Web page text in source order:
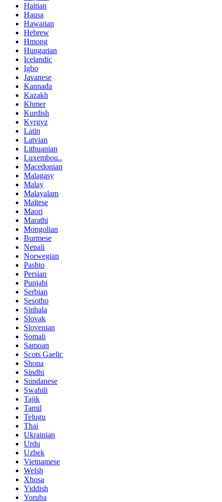
Haitian
Hausa
Hawaiian
Hebrew
Hmong
Hungarian
Icelandic
Igbo
Javanese
Kannada
Kazakh
Khmer
Kurdish
Kyrgyz
Latin
Latvian
Lithuanian
Luxembou..
Macedonian
Malagasy
Malay
Malayalam
Maltese
Maori
Marathi
Mongolian
Burmese
Nepali
Norwegian
Pashto
Persian
Punjabi
Serbian
Sesotho
Sinhala
Slovak
Slovenian
Somali
Samoan
Scots Gaelic
Shona
Sindhi
Sundanese
Swahili
Tajik
Tamil
Telugu
Thai
Ukrainian
Urdu
Uzbek
Vietnamese
Welsh
Xhosa
Yiddish
Yoruba